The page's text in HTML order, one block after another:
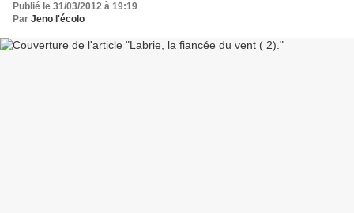
Publié le 31/03/2012 à 19:19
Par Jeno l'écolo